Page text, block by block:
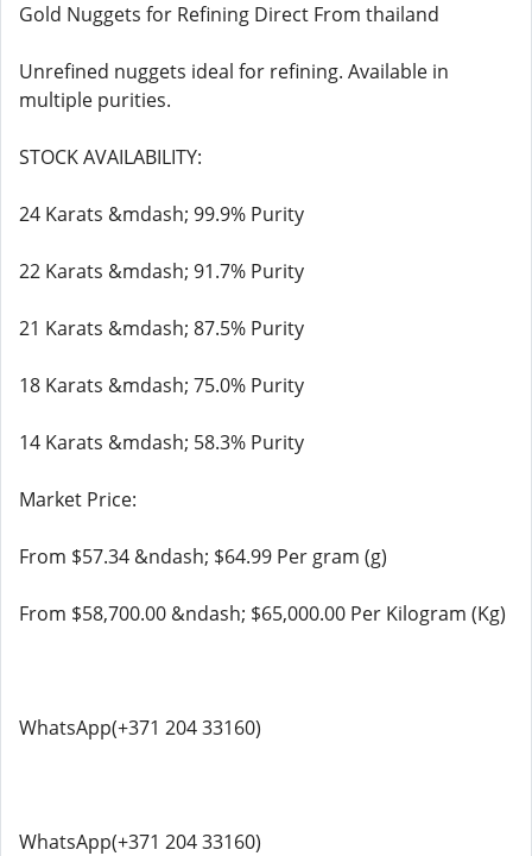
Gold Nuggets for Refining Direct From thailand
Unrefined nuggets ideal for refining. Available in
multiple purities.
STOCK AVAILABILITY:
24 Karats &mdash; 99.9% Purity
22 Karats &mdash; 91.7% Purity
21 Karats &mdash; 87.5% Purity
18 Karats &mdash; 75.0% Purity
14 Karats &mdash; 58.3% Purity
Market Price:
From $57.34 &ndash; $64.99 Per gram (g)
From $58,700.00 &ndash; $65,000.00 Per Kilogram (Kg)
WhatsApp(+371 204 33160)
WhatsApp(+371 204 33160)